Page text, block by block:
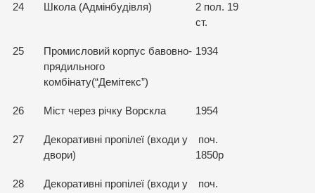
24 Школа (Адмінбудівля)
2 пол. 19
ст.
25
Промисловий корпус бавовно-
прядильного
комбінату(“Демітекс”)
1934
26 Міст через річку Ворскла 1954
27
Декоративні пропілеї (входи у
двори)
поч.
1850р
28
Декоративні пропілеї (входи у
поч.